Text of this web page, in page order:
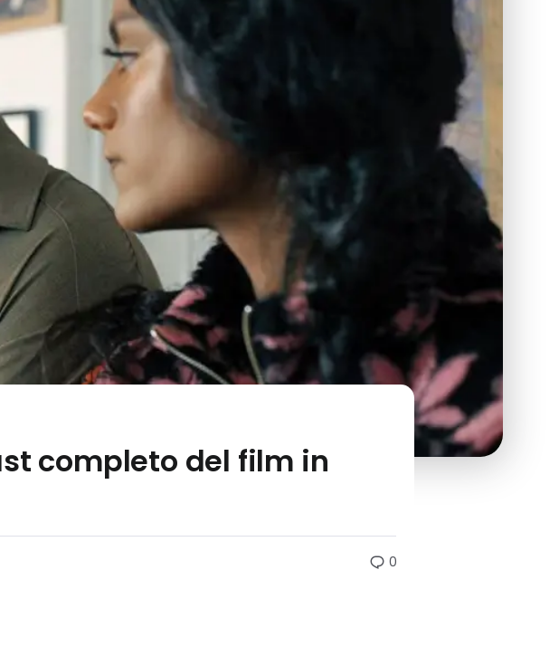
completo del film in
0